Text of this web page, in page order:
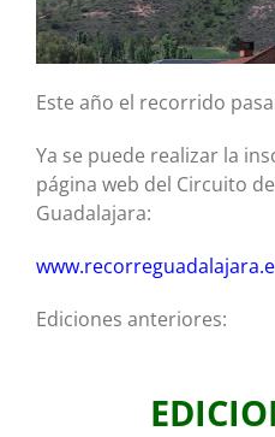
Este año el recorrido
Ya se puede realizar la
página web del Circuito
Guadalajara:
Ediciones anteriores: